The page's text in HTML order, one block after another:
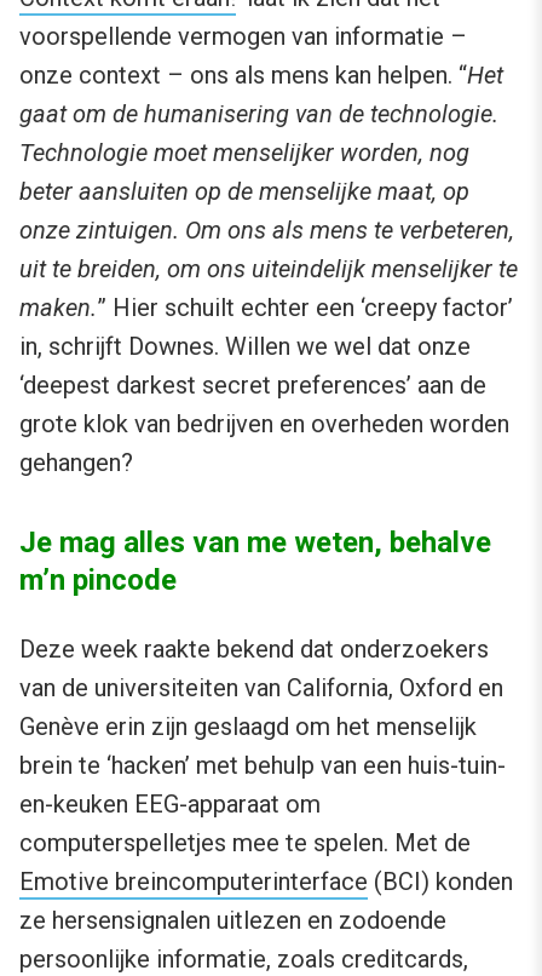
voorspellende vermogen van informatie –
onze context – ons als mens kan helpen. “Het
gaat om de humanisering van de technologie.
Technologie moet menselijker worden, nog
beter aansluiten op de menselijke maat, op
onze zintuigen. Om ons als mens te verbeteren,
uit te breiden, om ons uiteindelijk menselijker te
maken.” Hier schuilt echter een ‘creepy factor’
in, schrijft Downes. Willen we wel dat onze
‘deepest darkest secret preferences’ aan de
grote klok van bedrijven en overheden worden
gehangen?
Je mag alles van me weten, behalve
m’n pincode
Deze week raakte bekend dat onderzoekers
van de universiteiten van California, Oxford en
Genève erin zijn geslaagd om het menselijk
brein te ‘hacken’ met behulp van een huis-tuin-
en-keuken EEG-apparaat om
computerspelletjes mee te spelen. Met de
Emotive breincomputerinterface (BCI) konden
ze hersensignalen uitlezen en zodoende
persoonlijke informatie, zoals creditcards,